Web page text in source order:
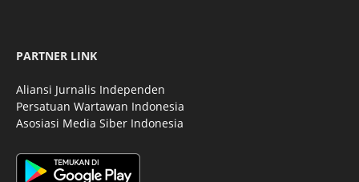
PARTNER LINK
Aliansi Jurnalis Independen
Persatuan Wartawan Indonesia
Asosiasi Media Siber Indonesia